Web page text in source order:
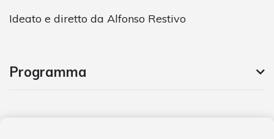
Ideato e diretto da Alfonso Restivo
Programma